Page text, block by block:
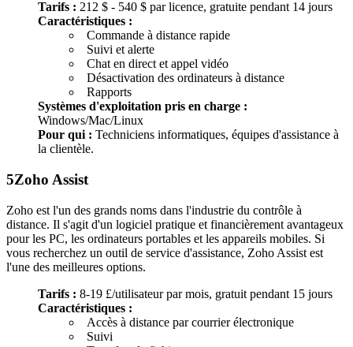
Tarifs : 212 $ - 540 $ par licence, gratuite pendant 14 jours
Caractéristiques :
Commande à distance rapide
Suivi et alerte
Chat en direct et appel vidéo
Désactivation des ordinateurs à distance
Rapports
Systèmes d'exploitation pris en charge :
Windows/Mac/Linux
Pour qui : Techniciens informatiques, équipes d'assistance à
la clientèle.
5Zoho Assist
Zoho est l'un des grands noms dans l'industrie du contrôle à
distance. Il s'agit d'un logiciel pratique et financièrement avantageux
pour les PC, les ordinateurs portables et les appareils mobiles. Si
vous recherchez un outil de service d'assistance, Zoho Assist est
l'une des meilleures options.
Tarifs : 8-19 £/utilisateur par mois, gratuit pendant 15 jours
Caractéristiques :
Accès à distance par courrier électronique
Suivi